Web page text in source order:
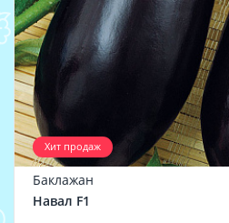
Хит продаж
Баклажан
Навал F1